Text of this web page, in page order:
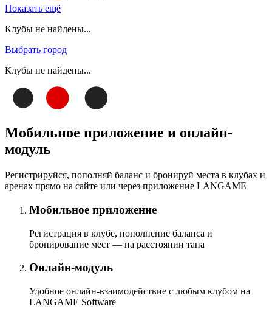
Показать ещё
Клубы не найдены...
Выбрать город
Клубы не найдены...
Мобильное приложение и онлайн-
модуль
Регистрируйся, пополняй баланс и бронируй места в клубах и
аренах прямо на сайте или через приложение LANGAME
Мобильное приложение
Регистрация в клубе, пополнение баланса и
бронирование мест — на расстоянии тапа
Онлайн-модуль
Удобное онлайн-взаимодействие с любым клубом на
LANGAME Software